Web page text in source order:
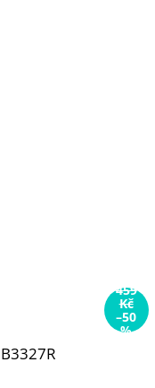
459
Kč
–50
%